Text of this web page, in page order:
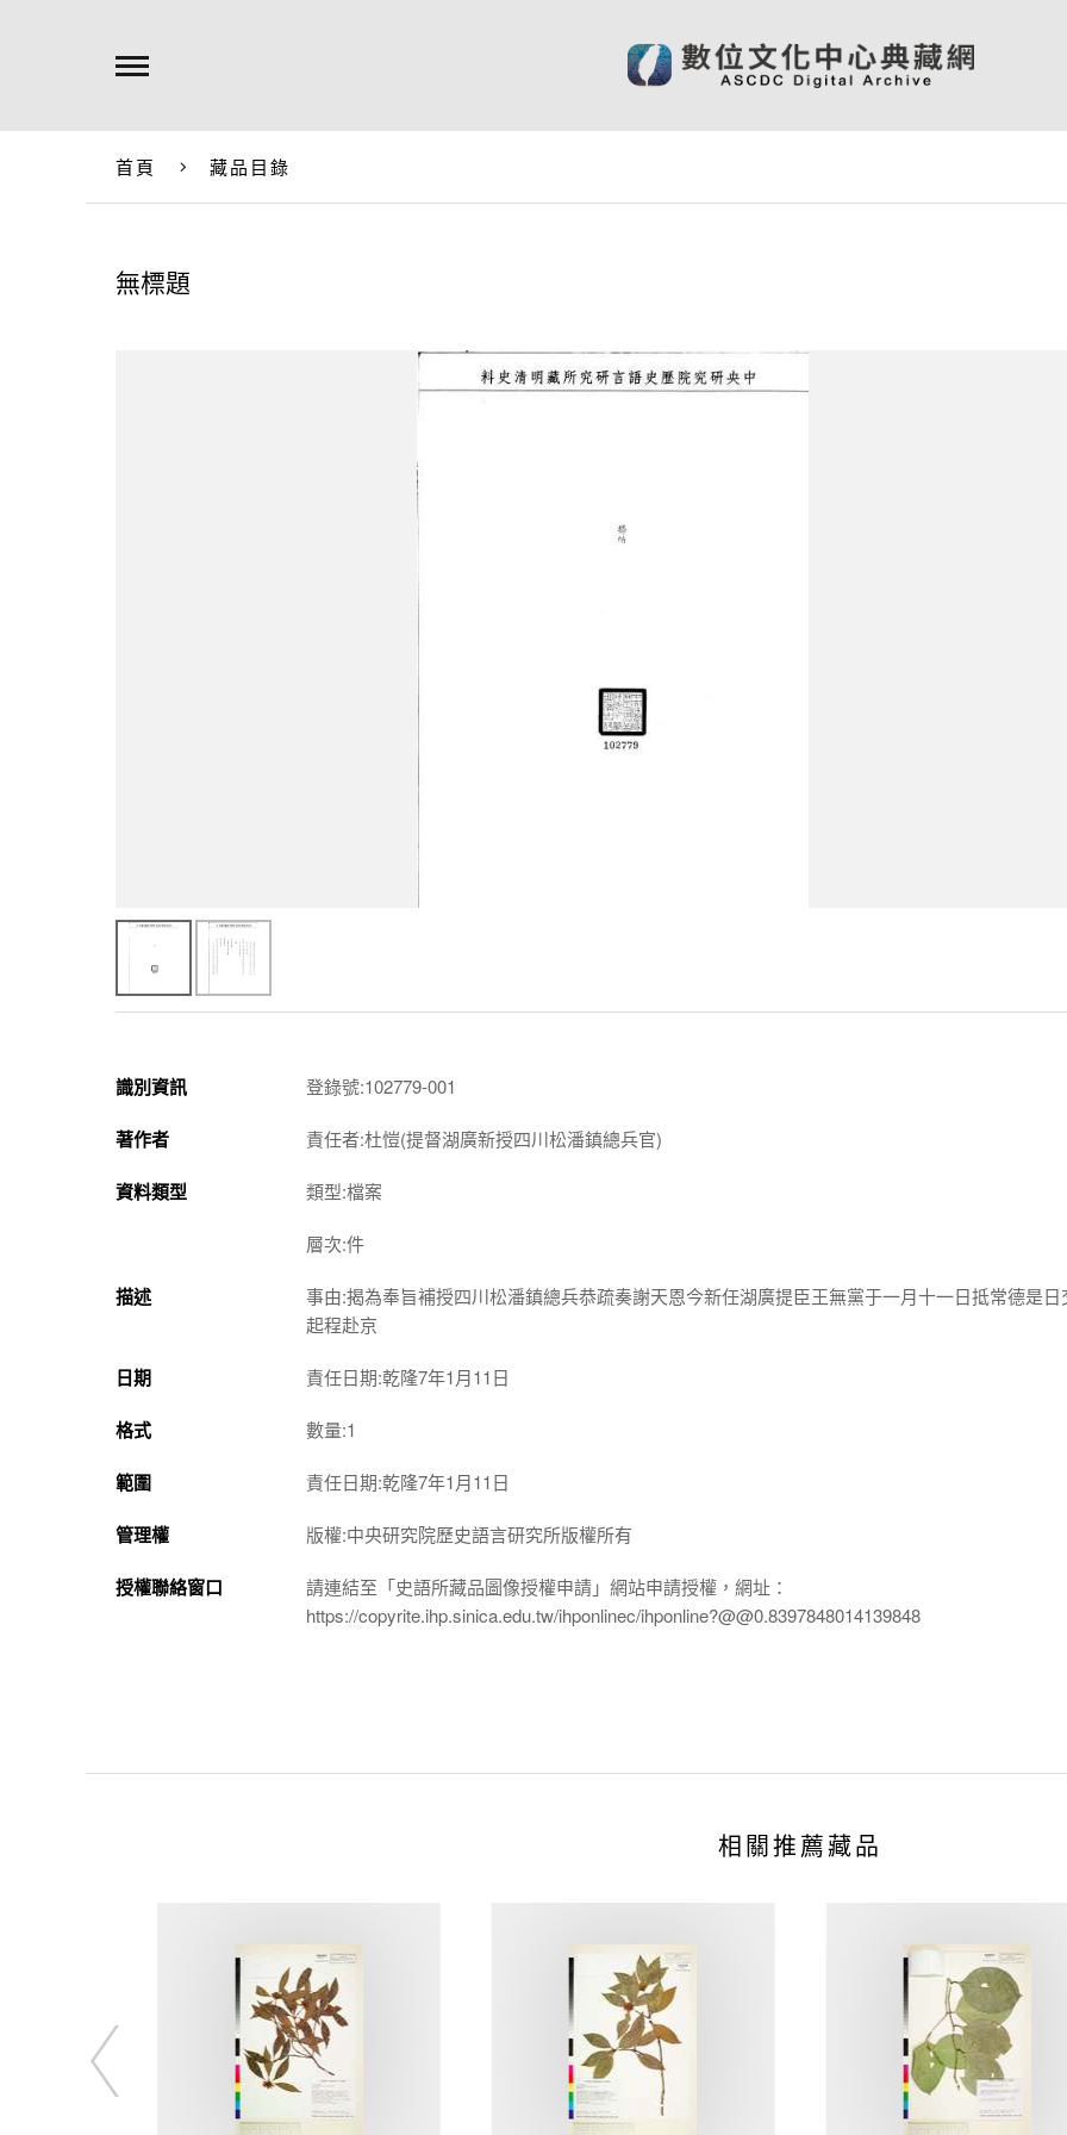
首頁 藏品目錄
無標題
識別資訊 登錄號:102779-001
著作者 責任者:杜愷(提督湖廣新授四川松潘鎮總兵官)
資料類型 類型:檔案
層次:件
描述
事由:揭為奉旨補授四川松潘鎮總兵恭疏奏謝天恩今新任湖廣提臣王無黨于一月十一日抵常德是日
起程赴京
日期 責任日期:乾隆7年1月11日
格式 數量:1
範圍 責任日期:乾隆7年1月11日
管理權 版權:中央研究院歷史語言研究所版權所有
授權聯絡窗口
請連結至「史語所藏品圖像授權申請」網站申請授權，網址：
https://copyrite.ihp.sinica.edu.tw/ihponlinec/ihponline?@@0.8397848014139848
相關推薦藏品